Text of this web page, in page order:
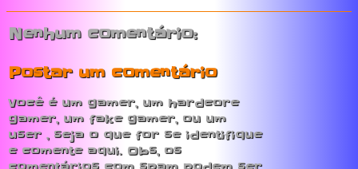
Nenhum comentário:
Postar um comentário
Você é um gamer, um hardcore
gamer, um fake gamer, ou um
user , seja o que for se identifique
e comente aqui. Obs, os